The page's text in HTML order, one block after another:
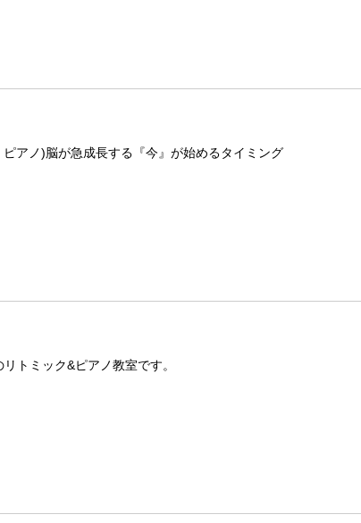
アノ)脳が急成長する『今』が始めるタイミング
トミック&ピアノ教室です。